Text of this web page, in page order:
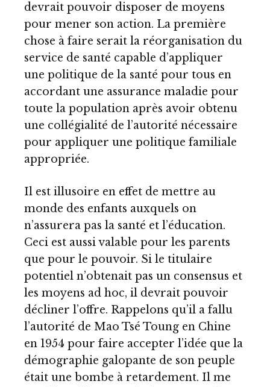
devrait pouvoir disposer de moyens
pour mener son action. La première
chose à faire serait la réorganisation du
service de santé capable d’appliquer
une politique de la santé pour tous en
accordant une assurance maladie pour
toute la population après avoir obtenu
une collégialité de l’autorité nécessaire
pour appliquer une politique familiale
appropriée.
Il est illusoire en effet de mettre au
monde des enfants auxquels on
n’assurera pas la santé et l’éducation.
Ceci est aussi valable pour les parents
que pour le pouvoir. Si le titulaire
potentiel n’obtenait pas un consensus et
les moyens ad hoc, il devrait pouvoir
décliner l’offre. Rappelons qu’il a fallu
l’autorité de Mao Tsé Toung en Chine
en 1954 pour faire accepter l’idée que la
démographie galopante de son peuple
était une bombe à retardement. Il me